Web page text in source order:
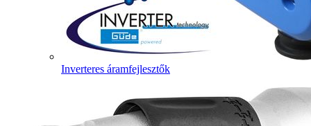
Inverteres áramfejlesztők